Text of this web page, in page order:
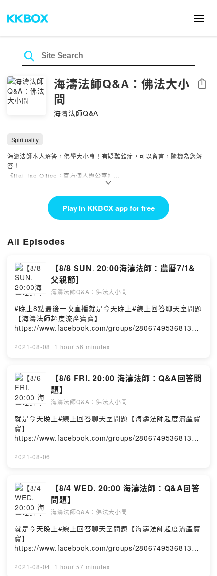
海濤法師Q&A：佛法大小
問
海濤法師Q&A
Share
Spirituality
海濤法師本人解答，佛學大小事！有疑難雜症，可以留言，隨機為您解
答！
《Hai Tao Office：官方個人辦公室》
Powered by Firstory Hosting
Play in KKBOX app for free
All Episodes
【8/8 SUN. 20:00海濤法師：農曆7/1&
父親節】
海濤法師Q&A：佛法大小問
#晚上8點最後一次直播就是今天晚上#線上回答聊天室問題
【海濤法師超度流產寶寶】
https://www.facebook.com/groups/280674953681320
Hosting
2021-08-08 · 1 hour 56 minutes
【8/6 FRI. 20:00 海濤法師：Q&A回答問
題】
海濤法師Q&A：佛法大小問
就是今天晚上#線上回答聊天室問題【海濤法師超度流產寶
寶】
https://www.facebook.com/groups/280674953681320
Hosting
2021-08-06 ·
【8/4 WED. 20:00 海濤法師：Q&A回答
問題】
海濤法師Q&A：佛法大小問
就是今天晚上#線上回答聊天室問題【海濤法師超度流產寶
寶】
https://www.facebook.com/groups/280674953681320
Hosting
2021-08-04 · 1 hour 57 minutes